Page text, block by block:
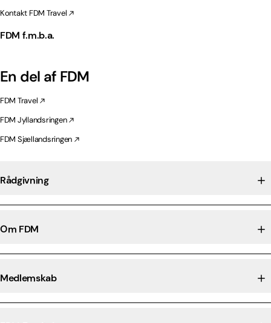
Kontakt FDM Travel
FDM f.m.b.a.
En del af FDM
FDM Travel
FDM Jyllandsringen
FDM Sjællandsringen
Rådgivning
Om FDM
Medlemskab